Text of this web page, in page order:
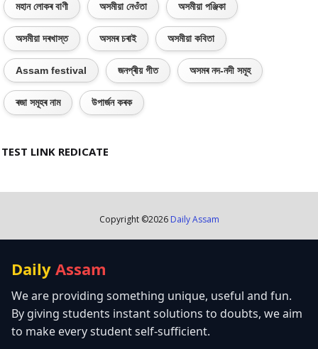
মহান লোকৰ বাণী অসমীয়া নেওঁতা অসমীয়া পঞ্জিকা
অসমীয়া দৰখাস্ত অসমৰ চৰাই অসমীয়া কবিতা
Assam festival জনপ্ৰীয় গীত অসমৰ নদ-নদী সমূহ
ৰজা সমূহৰ নাম উপাৰ্জন কৰক
TEST LINK REDICATE
Copyright ©2026 Daily Assam
Daily Assam
We are providing something unique, useful and fun.
By giving students instant solutions to doubts, we aim
to make every student self-sufficient.